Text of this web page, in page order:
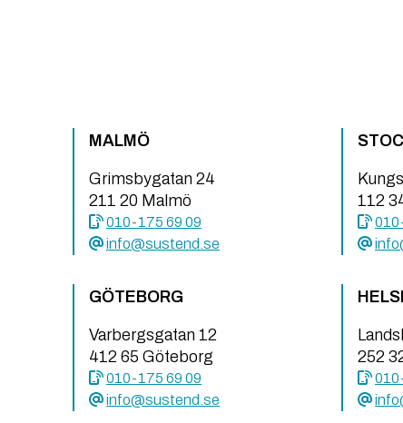
MALMÖ
Grimsbygatan 24
211 20 Malmö
010-175 69 09
info@sustend.se
GÖTEBORG
Varbergsgatan 12
412 65 Göteborg
010-175 69 09
info@sustend.se
112
252